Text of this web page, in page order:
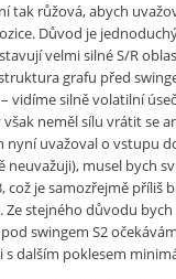
tak růžová, abych
Důvod je
velmi silné S/R
grafu před
vidíme silně volatilní
neměl sílu vrátit se
nyní uvažoval o vstupu
neuvažuji), musel bych
což je samozřejmě příliš
Ze stejného důvodu
swingem S2
s dalším poklesem